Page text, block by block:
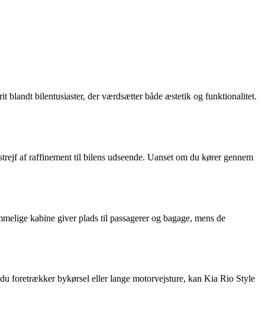
blandt bilentusiaster, der værdsætter både æstetik og funktionalitet.
af raffinement til bilens udseende. Uanset om du kører gennem
kabine giver plads til passagerer og bagage, mens de
foretrækker bykørsel eller lange motorvejsture, kan Kia Rio Style